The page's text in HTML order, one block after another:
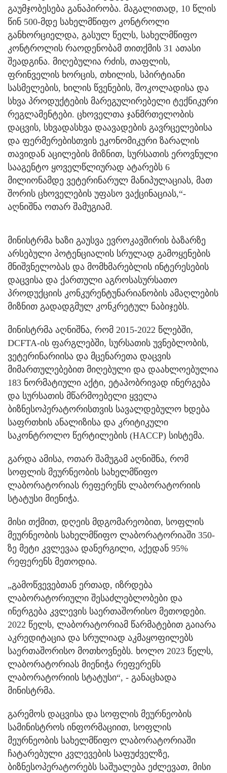
გაუმჯობესება განაპირობა. მაგალითად, 10 წლის
წინ 500-მდე სახელმწიფო კონტროლი
განხორციელდა, გასულ წელს, სახელმწიფო
კონტროლის რაოდენობამ თითქმის 31 ათასი
შეადგინა. მიღებულია რძის, თაფლის,
ფრინველის ხორცის, თხილის, სპირტიანი
სასმელების, ხილის წვენების, შოკოლადისა და
სხვა პროდუქტების მარეგულირებელი ტექნიკური
რეგლამენტები. ცხოველთა ჯანმრთელობის
დაცვის, სხვადასხვა დაავადების გავრცელებისა
და ფერმერებისთვის ეკონომიკური ზარალის
თავიდან აცილების მიზნით, სურსათის ეროვნული
სააგენტო ყოველწლიურად ატარებს 6
მილიონამდე ვეტერინარულ მანიპულაციას, მათ
შორის ცხოველების უფასო ვაქცინაციას,“-
აღნიშნა ოთარ შამუგიამ.
მინისტრმა ხაზი გაუსვა ევროკავშირის ბაზარზე
არსებული პოტენციალის სრულად გამოყენების
მნიშვნელობას და მომხმარებლის ინტერესების
დაცვისა და ქართული აგროსასურსათო
პროდუქციის კონკურენტუნარიანობის ამაღლების
მიზნით გადადგმულ კონკრეტულ ნაბიჯებს.
მინისტრმა აღნიშნა, რომ 2015-2022 წლებში,
DCFTA-ის ფარგლებში, სურსათის უვნებლობის,
ვეტერინარიისა და მცენარეთა დაცვის
მიმართულებებით მიღებული და დაახლოებულია
183 ნორმატიული აქტი, ეტაპობრივად ინერგება
და სურსათის მწარმოებელი ყველა
ბიზნესოპერატორისთვის სავალდებულო ხდება
საფრთხის ანალიზისა და კრიტიკული
საკონტროლო წერტილების (HACCP) სისტემა.
გარდა ამისა, ოთარ შამუგამ აღნიშნა, რომ
სოფლის მეურნეობის სახელმწიფო
ლაბორატორიას რეფერენს ლაბორატორიის
სტატუსი მიენიჭა.
მისი თქმით, დღეის მდგომარეობით, სოფლის
მეურნეობის სახელმწიფო ლაბორატორიაში 350-
ზე მეტი კვლევაა დანერგილი, აქედან 95%
რეფერენს მეთოდია.
„გამოწვევებთან ერთად, იზრდება
ლაბორატორიული შესაძლებლობები და
ინერგება კვლევის საერთაშორისო მეთოდები.
2022 წელს, ლაბორატორიამ წარმატებით გაიარა
აკრედიტაცია და სრულიად აკმაყოფილებს
საერთაშორისო მოთხოვნებს. ხოლო 2023 წელს,
ლაბორატორიას მიენიჭა რეფერენს
ლაბორატორიის სტატუსი“, - განაცხადა
მინისტრმა.
გარემოს დაცვისა და სოფლის მეურნეობის
სამინისტროს ინფორმაციით, სოფლის
მეურნეობის სახელმწიფო ლაბორატორიაში
ჩატარებული კვლევების საფუძველზე,
ბიზნესოპერატორებს საშუალება ეძლევათ, მისი